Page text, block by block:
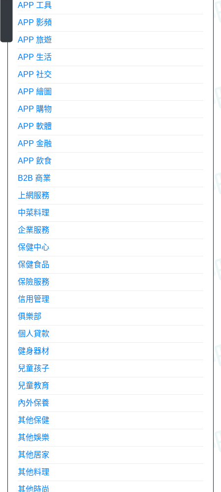
APP 工具
APP 影頻
APP 旅遊
APP 生活
APP 社交
APP 繪圖
APP 購物
APP 軟體
APP 金融
APP 飲食
B2B 商業
上網服務
中菜料理
企業服務
保健中心
保健食品
保險服務
信用管理
俱樂部
個人貸款
健身器材
兒童孩子
兒童教育
內外保養
其他保健
其他娛樂
其他居家
其他料理
其他時尚